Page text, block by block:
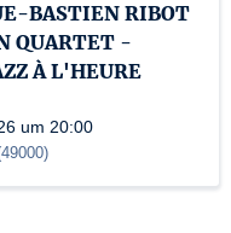
BASTIEN RIBOT
QUARTET -
À L'HEURE
um 20:00
49000)